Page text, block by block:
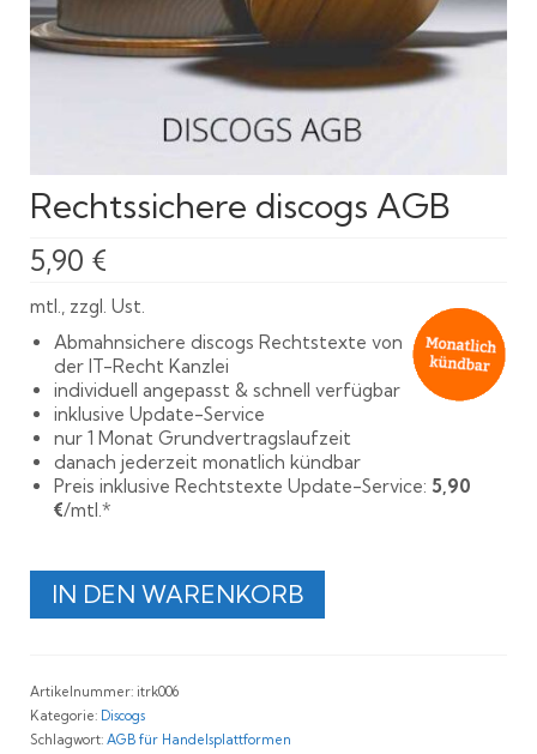
Rechtssichere discogs AGB
5,90 €
mtl., zzgl. Ust.
Abmahnsichere discogs Rechtstexte von
der IT-Recht Kanzlei
individuell angepasst & schnell verfügbar
inklusive Update-Service
nur 1 Monat Grundvertragslaufzeit
danach jederzeit monatlich kündbar
Preis inklusive Rechtstexte Update-Service: 5,90
€/mtl.*
Rechtssichere
discogs
IN DEN WARENKORB
Artikelnummer: itrk006
Kategorie: Discogs
Schlagwort: AGB für Handelsplattformen